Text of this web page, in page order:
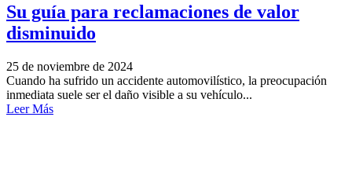
Su guía para reclamaciones de valor
disminuido
25 de noviembre de 2024
Cuando ha sufrido un accidente automovilístico, la preocupación
inmediata suele ser el daño visible a su vehículo...
Leer Más